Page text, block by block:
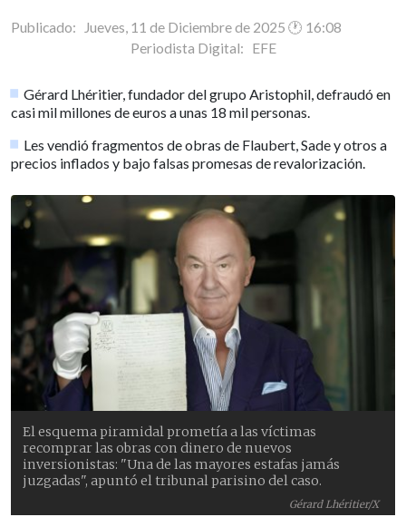
Publicado: Jueves, 11 de Diciembre de 2025 🕐 16:08
Periodista Digital: EFE
Gérard Lhéritier, fundador del grupo Aristophil, defraudó en
casi mil millones de euros a unas 18 mil personas.
Les vendió fragmentos de obras de Flaubert, Sade y otros a
precios inflados y bajo falsas promesas de revalorización.
Gérard Lhéritier/X
El esquema piramidal prometía a las víctimas
recomprar las obras con dinero de nuevos
inversionistas: "Una de las mayores estafas jamás
juzgadas", apuntó el tribunal parisino del caso.